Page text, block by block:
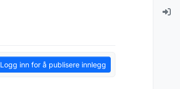
Logg inn for å publisere innlegg